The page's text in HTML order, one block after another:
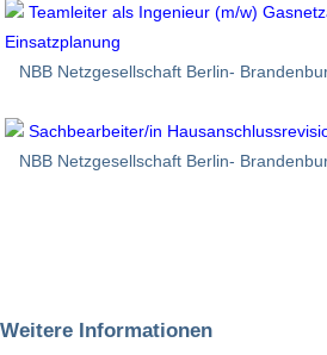
Teamleiter als Ingenieur (m/w)
Einsatzplanung
NBB Netzgesellschaft Berlin-
Sachbearbeiter/in
NBB Netzgesellschaft Berlin-
Weitere Informationen